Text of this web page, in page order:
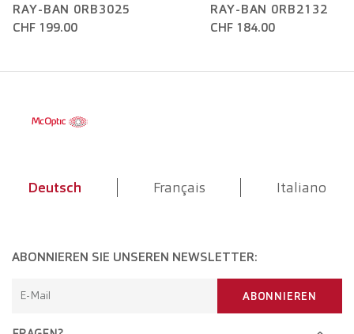
RAY-BAN 0RB3025
CHF 199.00
RAY-BAN 0RB2132
CHF 184.00
Deutsch Français Italiano
ABONNIEREN SIE UNSEREN NEWSLETTER:
E-Mail ABONNIEREN